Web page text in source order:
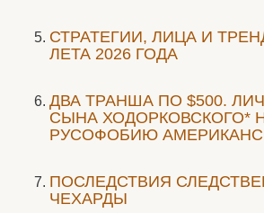
СТРАТЕГИИ, ЛИЦА И
ЛЕТА 2026 ГОДА
ДВА ТРАНША ПО $500.
СЫНА ХОДОРКОВСКОГО*
РУСОФОБИЮ
ПОСЛЕДСТВИЯ
ЧЕХАРДЫ